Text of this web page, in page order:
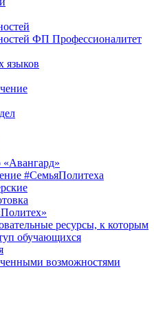
ФП Профессионалитет
языков
#СемьяПолитеха
ресурсы, к которым
обучающихся
возможностями